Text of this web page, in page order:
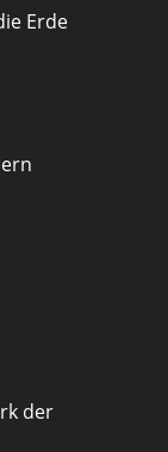
Erde
der